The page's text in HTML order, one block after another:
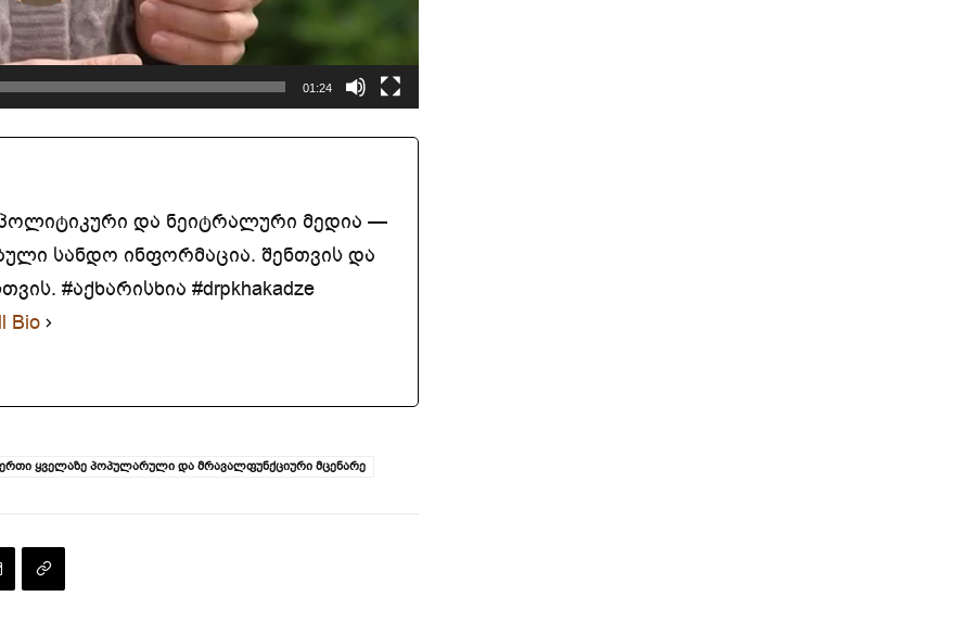
01:24
და ნეიტრალური მედია —
სანდო ინფორმაცია. შენთვის და
#აქხარისხია #drpkhakadze
Bio
ყველაზე პოპულარული და მრავალფუნქციური მცენარე